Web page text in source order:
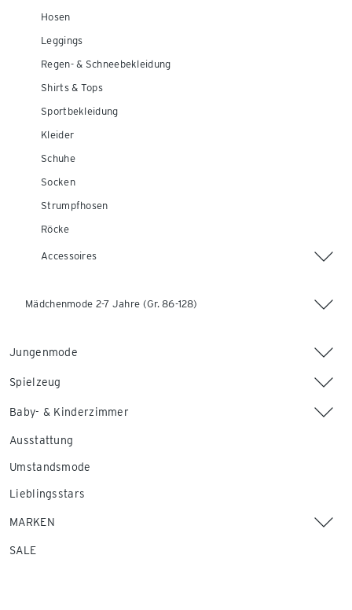
Hosen
Leggings
Regen- & Schneebekleidung
Shirts & Tops
Sportbekleidung
Kleider
Schuhe
Socken
Strumpfhosen
Röcke
Accessoires
Mädchenmode 2-7 Jahre (Gr. 86-128)
Jungenmode
Spielzeug
Baby- & Kinderzimmer
Ausstattung
Umstandsmode
Lieblingsstars
MARKEN
SALE